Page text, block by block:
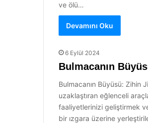
ve ölü…
Devamını Oku
6 Eylül 2024
Bulmacanın
Bulmacanın Büyüsü: Zihin
uzaklaştıran eğlenceli
faaliyetlerinizi geliştirmek
bir ızgara üzerine